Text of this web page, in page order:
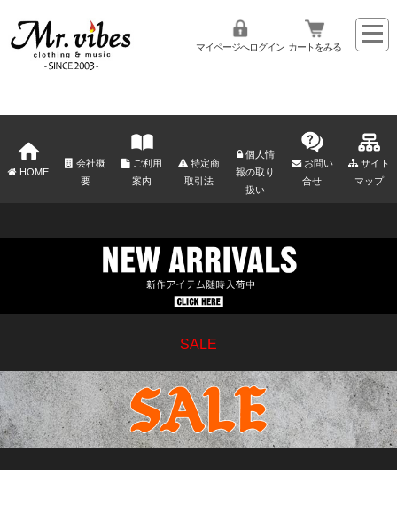
マイページへログイン カートをみる
HOME
会社概
要
ご利用
案内
特定商
取引法
個人情
報の取り
扱い
お問い
合せ
サイト
マップ
SALE